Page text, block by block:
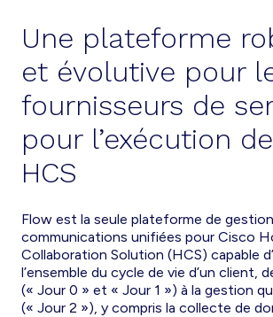
Une plateforme
et évolutive pour
fournisseurs de
pour l’exécution
HCS
Flow est la seule plateforme de
communications unifiées pour Cisco
Collaboration Solution (HCS) capable
l’ensemble du cycle de vie d’un client,
(« Jour 0 » et « Jour 1 ») à la gestion
(« Jour 2 »), y compris la collecte de